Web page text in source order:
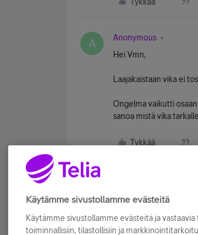
A Anonymous
Hei Vmn,
Laajakaistaan vika ei
Ongelma vaikutti
sanoa mistä vika
Tykkää
Käytämme sivustollamme evästeitä
Käytämme sivustollamme evästeitä ja
toiminnallisiin, tilastollisiin ja